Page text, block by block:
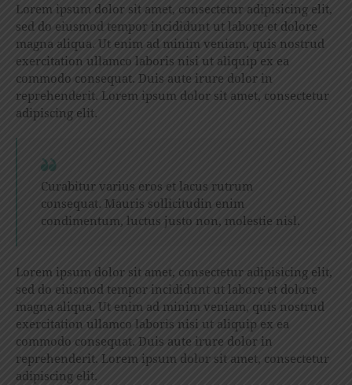
Lorem ipsum dolor sit amet, consectetur adipisicing elit,
sed do eiusmod tempor incididunt ut labore et dolore
magna aliqua. Ut enim ad minim veniam, quis nostrud
exercitation ullamco laboris nisi ut aliquip ex ea
commodo consequat. Duis aute irure dolor in
reprehenderit. Lorem ipsum dolor sit amet, consectetur
adipiscing elit.
Curabitur varius eros et lacus rutrum
consequat. Mauris sollicitudin enim
condimentum, luctus justo non, molestie nisl.
Lorem ipsum dolor sit amet, consectetur adipisicing elit,
sed do eiusmod tempor incididunt ut labore et dolore
magna aliqua. Ut enim ad minim veniam, quis nostrud
exercitation ullamco laboris nisi ut aliquip ex ea
commodo consequat. Duis aute irure dolor in
reprehenderit. Lorem ipsum dolor sit amet, consectetur
adipiscing elit.